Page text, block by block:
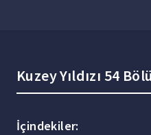
Kuzey Yıldızı 54
İçindekiler: